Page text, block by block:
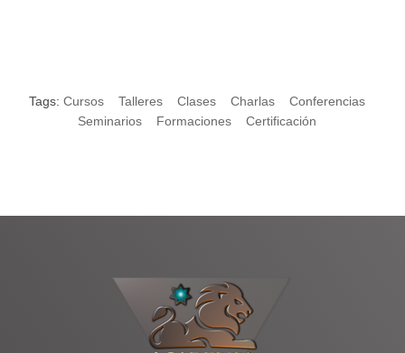
Tags: Cursos Talleres Clases Charlas
Conferencias
Seminarios
Formaciones Certificación